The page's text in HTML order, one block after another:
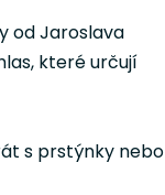
od Jaroslava
které určují
s prstýnky nebo